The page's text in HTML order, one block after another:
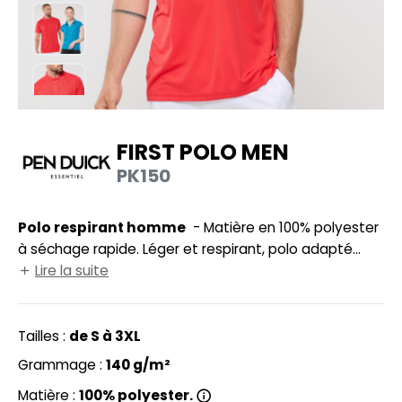
DE SERIE
VISIBILITE
MODULABLES
DE MAISON
IN EUROPE
YOUR BRAND
SI ON L'APPELAIT FRANCIS
HALES
FIRST POLO MEN
PK150
Polo respirant homme
à séchage rapide. Léger et respirant, polo adapté
pour le sport. Col 3 boutons. Étiquette imprimée pour
Lire la suite
Tailles : de S à 3XL
Grammage : 140 g/m²
Matière : 100% polyester.